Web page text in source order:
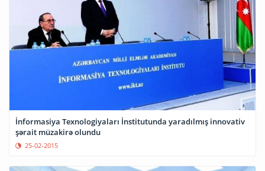
İnformasiya Texnologiyaları İnstitutunda yaradılmış innovativ
şərait müzakirə olundu
25-02-2015